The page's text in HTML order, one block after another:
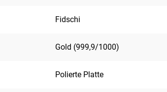
Fidschi
Gold (999,9/1000)
Polierte Platte